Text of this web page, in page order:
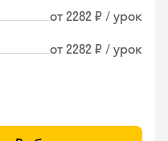
от 2282 ₽ / урок
от 2282 ₽ / урок